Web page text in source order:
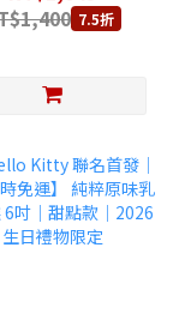
〔蝴蝶結款〕
7.5折